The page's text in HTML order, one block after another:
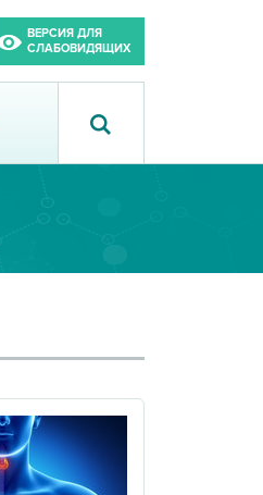
ВЕРСИЯ ДЛЯ
СЛАБОВИДЯЩИХ